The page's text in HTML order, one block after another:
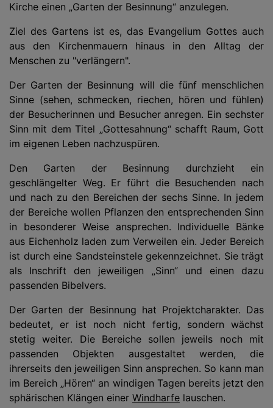
Kirche einen „Garten der Besinnung“ anzulegen.
Ziel des Gartens ist es, das Evangelium Gottes auch
aus den Kirchenmauern hinaus in den Alltag der
Menschen zu "verlängern".
Der Garten der Besinnung will die fünf menschlichen
Sinne (sehen, schmecken, riechen, hören und fühlen)
der Besucherinnen und Besucher anregen. Ein sechster
Sinn mit dem Titel „Gottesahnung“ schafft Raum, Gott
im eigenen Leben nachzuspüren.
Den Garten der Besinnung durchzieht ein
geschlängelter Weg. Er führt die Besuchenden nach
und nach zu den Bereichen der sechs Sinne. In jedem
der Bereiche wollen Pflanzen den entsprechenden Sinn
in besonderer Weise ansprechen. Individuelle Bänke
aus Eichenholz laden zum Verweilen ein. Jeder Bereich
ist durch eine Sandsteinstele gekennzeichnet. Sie trägt
als Inschrift den jeweiligen „Sinn“ und einen dazu
passenden Bibelvers.
Der Garten der Besinnung hat Projektcharakter. Das
bedeutet, er ist noch nicht fertig, sondern wächst
stetig weiter. Die Bereiche sollen jeweils noch mit
passenden Objekten ausgestaltet werden, die
ihrerseits den jeweiligen Sinn ansprechen. So kann man
im Bereich „Hören“ an windigen Tagen bereits jetzt den
sphärischen Klängen einer Windharfe lauschen.